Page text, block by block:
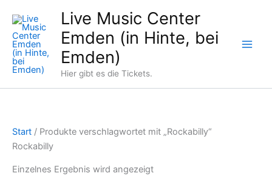
Inhalt
springen
Live Music Center
Emden (in Hinte, bei
Emden)
Hier gibt es die Tickets.
Start / Produkte verschlagwortet mit „Rockabilly“
Rockabilly
Einzelnes Ergebnis wird angezeigt